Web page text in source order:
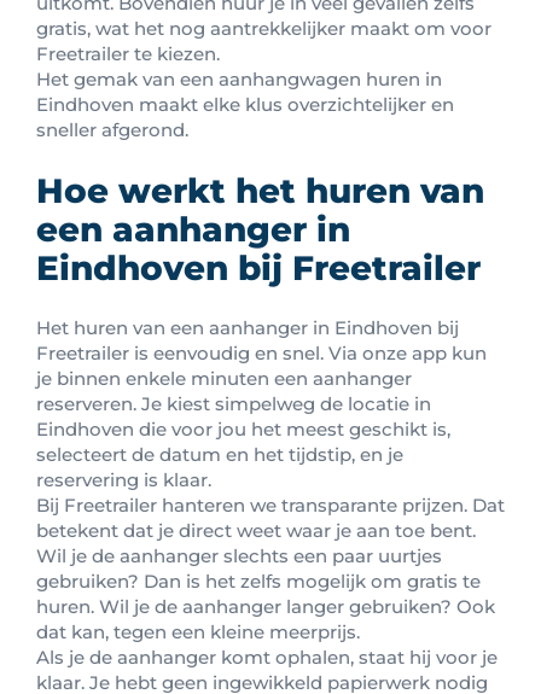
gratis, wat het nog aantrekkelijker maakt om voor
Freetrailer te kiezen.
Het gemak van een aanhangwagen huren in
Eindhoven maakt elke klus overzichtelijker en
sneller afgerond.
Hoe werkt het huren van
een aanhanger in
Eindhoven bij Freetrailer
Het huren van een aanhanger in Eindhoven bij
Freetrailer is eenvoudig en snel. Via onze app kun
je binnen enkele minuten een aanhanger
reserveren. Je kiest simpelweg de locatie in
Eindhoven die voor jou het meest geschikt is,
selecteert de datum en het tijdstip, en je
reservering is klaar.
Bij Freetrailer hanteren we transparante prijzen. Dat
betekent dat je direct weet waar je aan toe bent.
Wil je de aanhanger slechts een paar uurtjes
gebruiken? Dan is het zelfs mogelijk om gratis te
huren. Wil je de aanhanger langer gebruiken? Ook
dat kan, tegen een kleine meerprijs.
Als je de aanhanger komt ophalen, staat hij voor je
klaar. Je hebt geen ingewikkeld papierwerk nodig